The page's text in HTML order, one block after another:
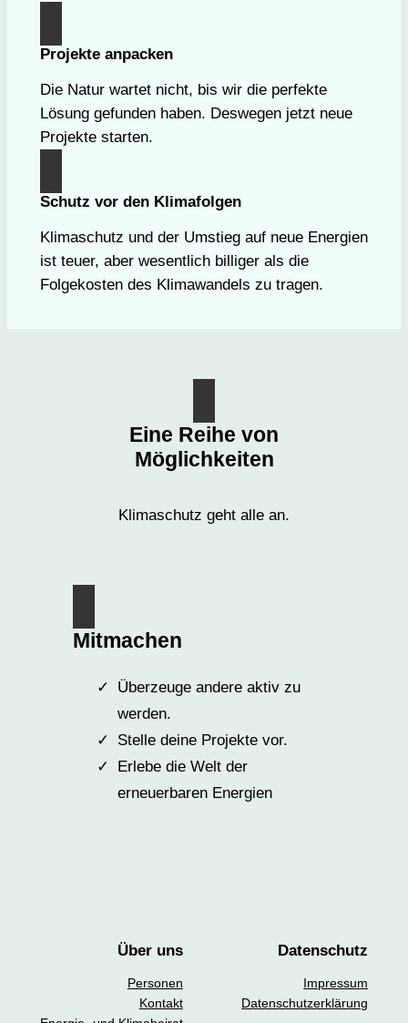
Projekte anpacken
Die Natur wartet nicht, bis wir die perfekte
Lösung gefunden haben. Deswegen jetzt neue
Projekte starten.
Schutz vor den Klimafolgen
Klimaschutz und der Umstieg auf neue Energien
ist teuer, aber wesentlich billiger als die
Folgekosten des Klimawandels zu tragen.
Eine Reihe von
Möglichkeiten
Klimaschutz geht alle an.
Mitmachen
Überzeuge andere aktiv zu
werden.
Stelle deine Projekte vor.
Erlebe die Welt der
erneuerbaren Energien
Über uns
Personen
Kontakt
Datenschutz
Impressum
Datenschutzerklärung